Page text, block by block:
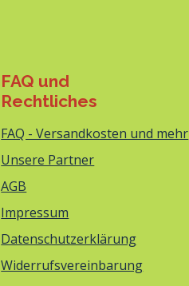
FAQ und
Rechtliches
FAQ - Versandkosten und mehr
Unsere Partner
AGB
Impressum
Datenschutzerklärung
Widerrufsvereinbarung